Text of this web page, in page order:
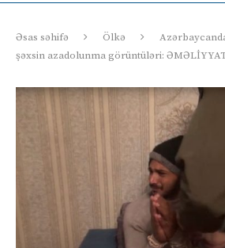
Əsas səhifə Ölkə
şəxsin azadolunma görüntüləri: